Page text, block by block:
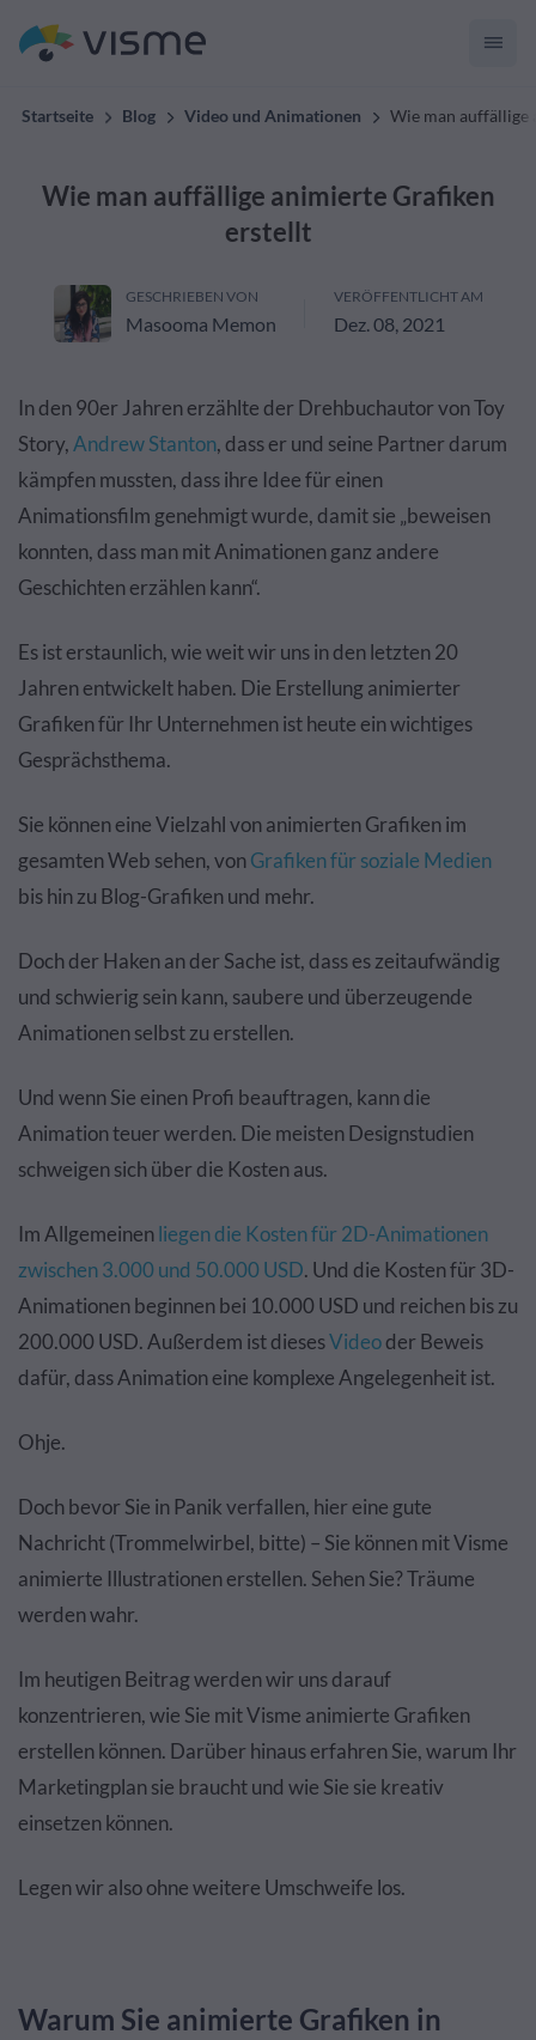
Startseite Blog Video und Animationen Wie man auffällige
Wie man auffällige animierte Grafiken
erstellt
GESCHRIEBEN VON
Masooma Memon
VERÖFFENTLICHT AM
Dez. 08, 2021
In den 90er Jahren erzählte der Drehbuchautor von Toy
Story,Andrew Stanton, dass er und seine Partner darum
kämpfen mussten, dass ihre Idee für einen
Animationsfilm genehmigt wurde, damit sie „beweisen
konnten, dass man mit Animationen ganz andere
Geschichten erzählen kann“.
Es ist erstaunlich, wie weit wir uns in den letzten 20
Jahren entwickelt haben. Die Erstellung animierter
Grafiken für Ihr Unternehmen ist heute ein wichtiges
Gesprächsthema.
Sie können eine Vielzahl von animierten Grafiken im
gesamten Web sehen, vonGrafiken für soziale Medien
bis hin zu Blog-Grafiken und mehr.
Doch der Haken an der Sache ist, dass es zeitaufwändig
und schwierig sein kann, saubere und überzeugende
Animationen selbst zu erstellen.
Und wenn Sie einen Profi beauftragen, kann die
Animation teuer werden. Die meisten Designstudien
schweigen sich über die Kosten aus.
Im Allgemeinenliegen die Kosten für 2D-Animationen
zwischen 3.000 und 50.000 USD. Und die Kosten für 3D-
Animationen beginnen bei 10.000 USD und reichen bis zu
200.000 USD. Außerdem ist diesesVideoder Beweis
dafür, dass Animation eine komplexe Angelegenheit ist.
Ohje.
Doch bevor Sie in Panik verfallen, hier eine gute
Nachricht (Trommelwirbel, bitte) – Sie können mit Visme
animierte Illustrationen erstellen. Sehen Sie? Träume
werden wahr.
Im heutigen Beitrag werden wir uns darauf
konzentrieren, wie Sie mit Visme animierte Grafiken
erstellen können. Darüber hinaus erfahren Sie, warum Ihr
Marketingplan sie braucht und wie Sie sie kreativ
einsetzen können.
Legen wir also ohne weitere Umschweife los.
Warum Sie animierte Grafiken in